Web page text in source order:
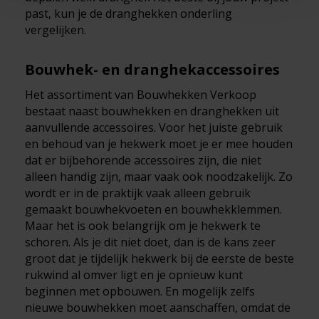
past, kun je de dranghekken onderling
vergelijken.
Bouwhek- en dranghekaccessoires
Het assortiment van Bouwhekken Verkoop
bestaat naast bouwhekken en dranghekken uit
aanvullende accessoires. Voor het juiste gebruik
en behoud van je hekwerk moet je er mee houden
dat er bijbehorende accessoires zijn, die niet
alleen handig zijn, maar vaak ook noodzakelijk. Zo
wordt er in de praktijk vaak alleen gebruik
gemaakt bouwhekvoeten en bouwhekklemmen.
Maar het is ook belangrijk om je hekwerk te
schoren. Als je dit niet doet, dan is de kans zeer
groot dat je tijdelijk hekwerk bij de eerste de beste
rukwind al omver ligt en je opnieuw kunt
beginnen met opbouwen. En mogelijk zelfs
nieuwe bouwhekken moet aanschaffen, omdat de